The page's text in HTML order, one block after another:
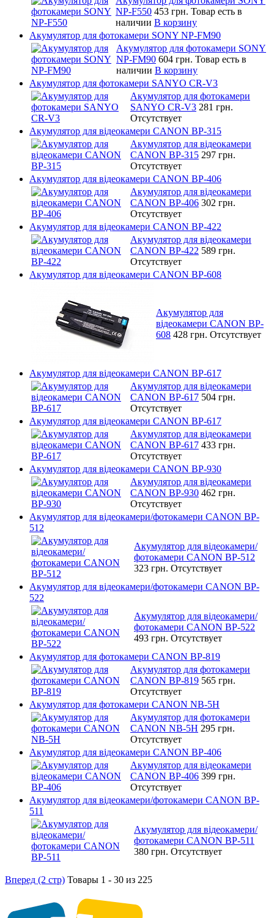
NP-F550 453 грн. Товар есть в
наличии В корзину
Акумулятор для фотокамери SONY NP-FM90
Акумулятор для фотокамери SONY
NP-FM90 604 грн. Товар есть в
наличии В корзину
Акумулятор для фотокамери SANYO CR-V3
Акумулятор для фотокамери
SANYO CR-V3 281 грн.
Отсутствует
Акумулятор для відеокамери CANON BP-315
Акумулятор для відеокамери
CANON BP-315 297 грн.
Отсутствует
Акумулятор для відеокамери CANON BP-406
Акумулятор для відеокамери
CANON BP-406 302 грн.
Отсутствует
Акумулятор для відеокамери CANON BP-422
Акумулятор для відеокамери
CANON BP-422 589 грн.
Отсутствует
Акумулятор для відеокамери CANON BP-608
Акумулятор для
відеокамери CANON BP-
608 428 грн. Отсутствует
Акумулятор для відеокамери CANON BP-617
Акумулятор для відеокамери
CANON BP-617 504 грн.
Отсутствует
Акумулятор для відеокамери CANON BP-617
Акумулятор для відеокамери
CANON BP-617 433 грн.
Отсутствует
Акумулятор для відеокамери CANON BP-930
Акумулятор для відеокамери
CANON BP-930 462 грн.
Отсутствует
Акумулятор для відеокамери/фотокамери CANON BP-
512
Акумулятор для відеокамери/
фотокамери CANON BP-512
323 грн. Отсутствует
Акумулятор для відеокамери/фотокамери CANON BP-
522
Акумулятор для відеокамери/
фотокамери CANON BP-522
493 грн. Отсутствует
Акумулятор для фотокамери CANON BP-819
Акумулятор для фотокамери
CANON BP-819 565 грн.
Отсутствует
Акумулятор для фотокамери CANON NB-5H
Акумулятор для фотокамери
CANON NB-5H 295 грн.
Отсутствует
Акумулятор для відеокамери CANON BP-406
Акумулятор для відеокамери
CANON BP-406 399 грн.
Отсутствует
Акумулятор для відеокамери/фотокамери CANON BP-
511
Акумулятор для відеокамери/
фотокамери CANON BP-511
380 грн. Отсутствует
Вперед (2 стр) Товары 1 - 30 из 225